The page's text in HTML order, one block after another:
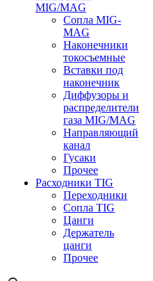
MIG/MAG
Сопла MIG-
MAG
Наконечники
токосъемные
Вставки под
наконечник
Диффузоры и
распределители
газа MIG/MAG
Направляющий
канал
Гусаки
Прочее
Расходники TIG
Переходники
Сопла TIG
Цанги
Держатель
цанги
Прочее